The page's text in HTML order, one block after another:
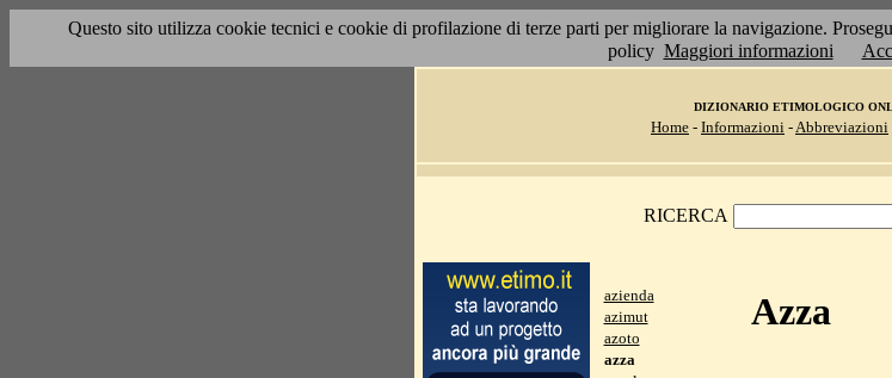
Questo sito utilizza cookie tecnici e cookie di profilazione di terze parti per migliorare la navigazione.
policy Maggiori informazioni
DIZIONARIO ETIMOLOGICO
Home - Informazioni -Abbreviazioni
RICERCA
azienda
azimut
azoto
azza
Azza